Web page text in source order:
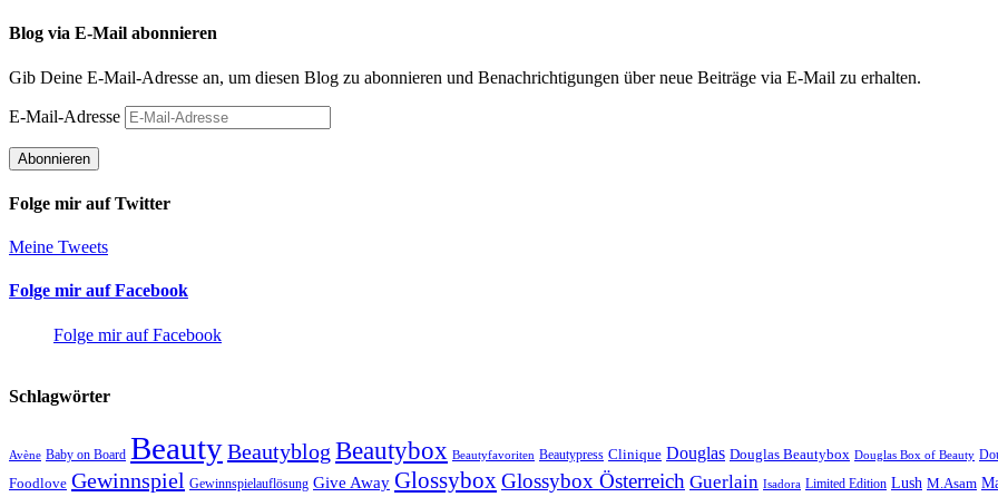
Blog via E-Mail abonnieren
Gib Deine E-Mail-Adresse an, um diesen Blog zu abonnieren und Benachrichtigungen über neue Beiträge via E-Mail zu erhalten.
E-Mail-Adresse
Abonnieren
Folge mir auf Twitter
Meine Tweets
Folge mir auf Facebook
Folge mir auf Facebook
Schlagwörter
Avène Baby on Board BeautyBeautyblog Beautybox Beautyfavoriten Beautypress Clinique Douglas Douglas Beautybox Douglas Box of Beauty
Foodlove Gewinnspiel Gewinnspielauflösung Give Away GlossyboxGlossybox Österreich Guerlain Isadora Limited Edition Lush M.Asam